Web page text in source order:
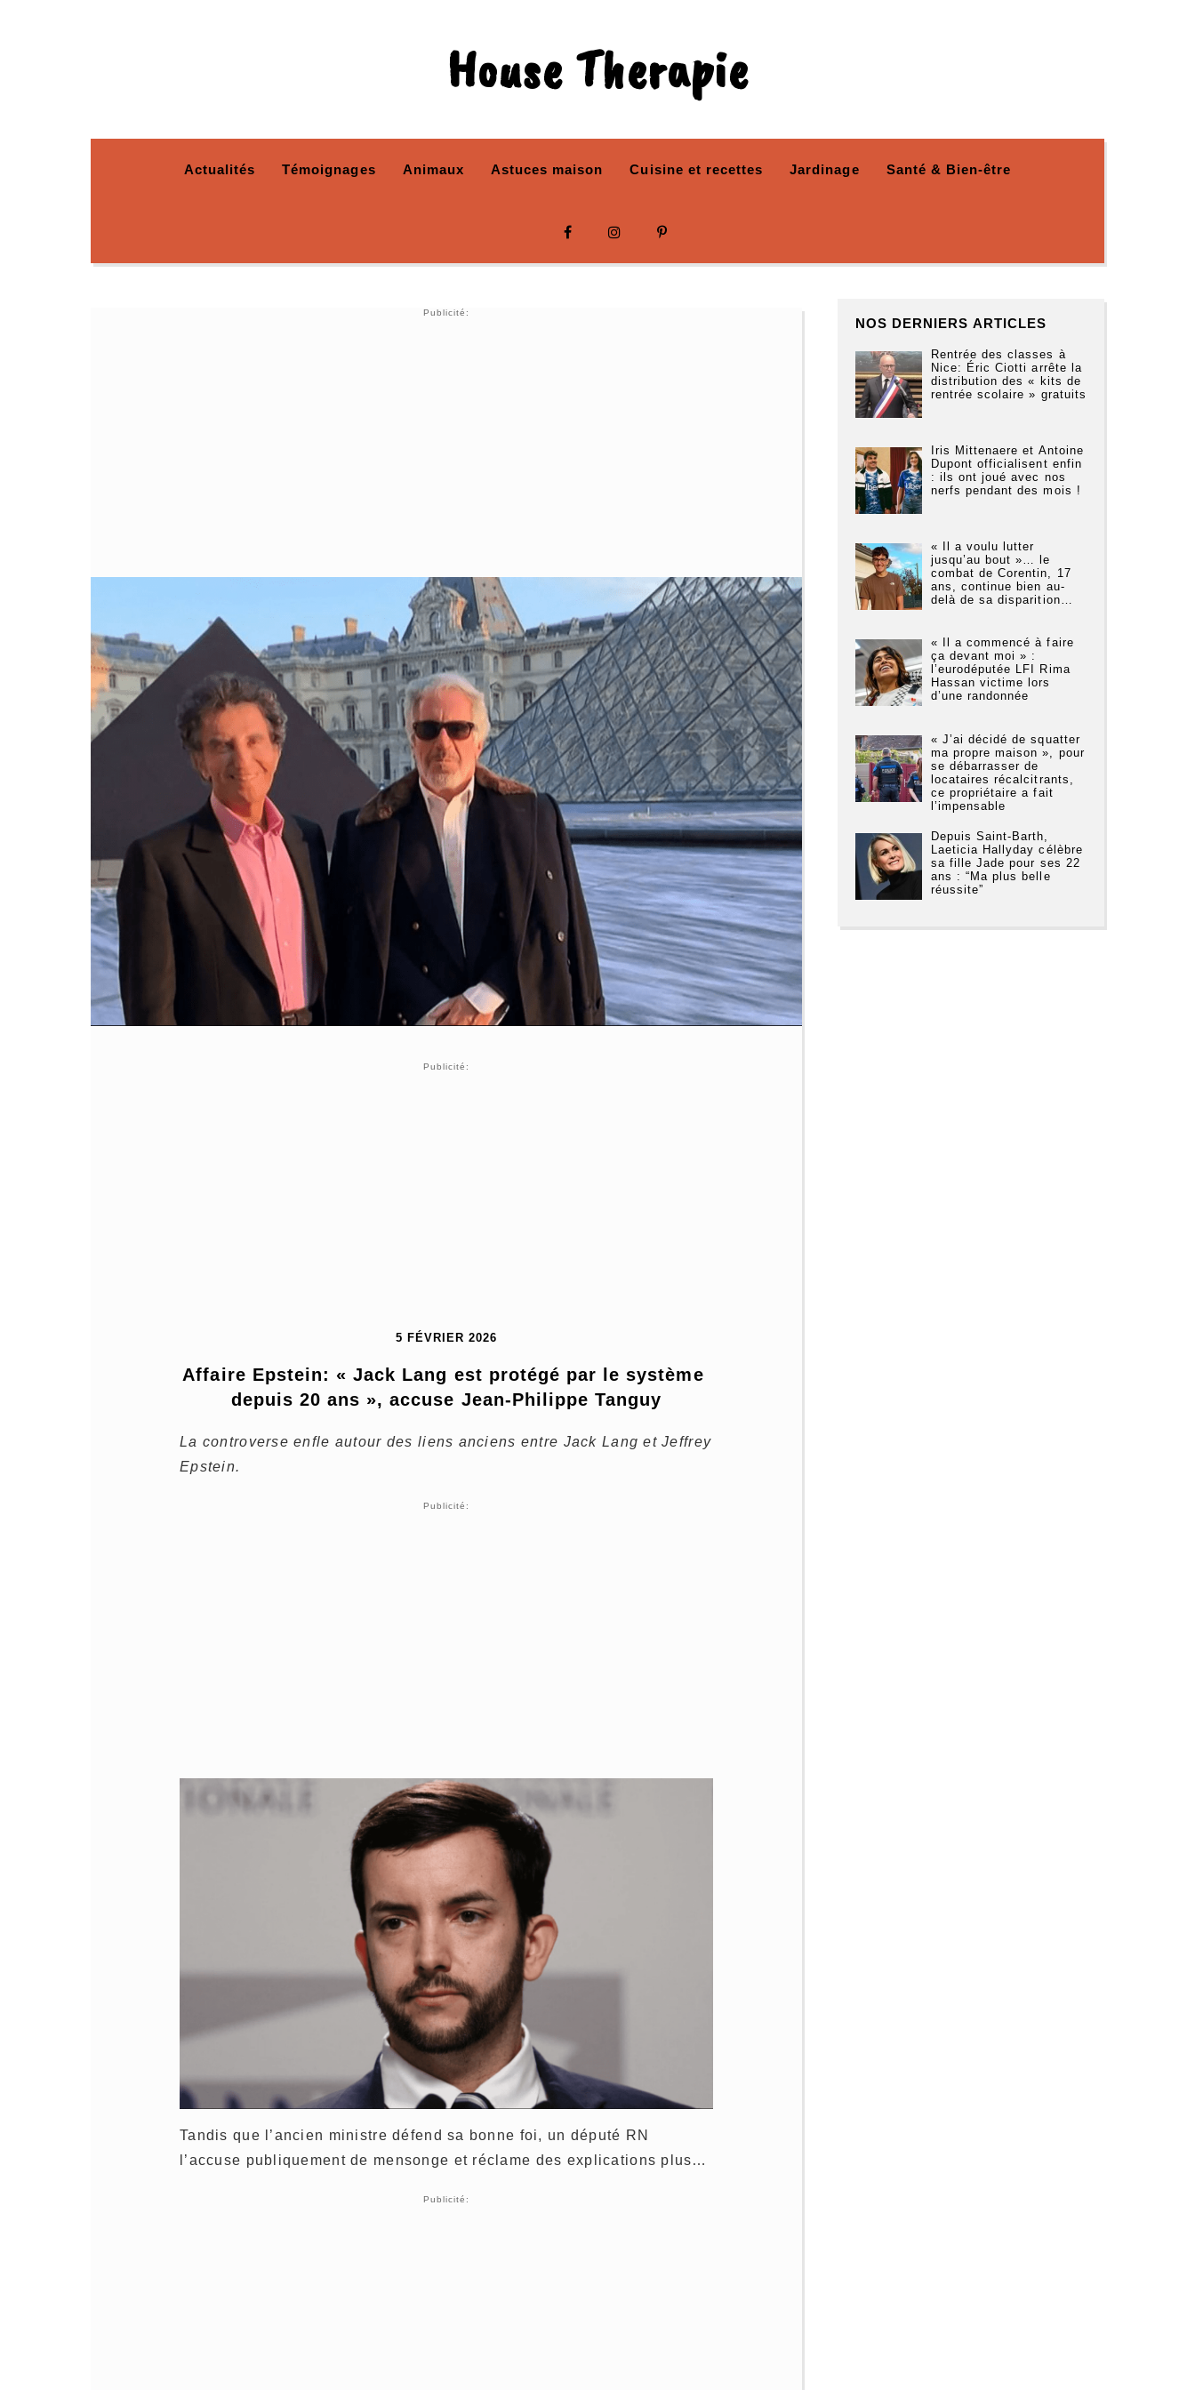
House Therapie
Actualités Témoignages Animaux Astuces maison Cuisine et recettes Jardinage Santé & Bien-être
Publicité:
Publicité:
5 FÉVRIER 2026
Affaire Epstein: « Jack Lang est protégé par le système
depuis 20 ans », accuse Jean-Philippe Tanguy
La controverse enfle autour des liens anciens entre Jack Lang et Jeffrey
Epstein.
Publicité:
Tandis que l’ancien ministre défend sa bonne foi, un député RN
l’accuse publiquement de mensonge et réclame des explications plus…
Publicité:
NOS DERNIERS ARTICLES
Rentrée des classes à
Nice: Éric Ciotti arrête la
distribution des « kits de
rentrée scolaire » gratuits
Iris Mittenaere et Antoine
Dupont officialisent enfin
: ils ont joué avec nos
nerfs pendant des mois !
« Il a voulu lutter
jusqu’au bout »… le
combat de Corentin, 17
ans, continue bien au-
delà de sa disparition…
« Il a commencé à faire
ça devant moi » :
l’eurodéputée LFI Rima
Hassan victime lors
d’une randonnée
« J’ai décidé de squatter
ma propre maison », pour
se débarrasser de
locataires récalcitrants,
ce propriétaire a fait
l’impensable
Depuis Saint-Barth,
Laeticia Hallyday célèbre
sa fille Jade pour ses 22
ans : “Ma plus belle
réussite”